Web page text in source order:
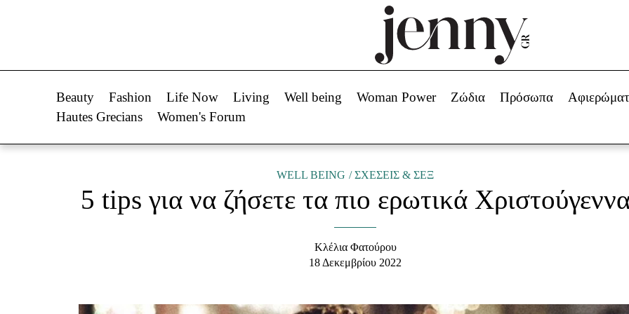
Styling Tips
Fashion News
Beauty -
Ομορφιά
Skincare
Μακιγιάζ
Woman Power Πρόσωπα
Συνεντεύξεις
True Stories
Ζώδια
Beauty Fashion Life Now Living Well being Woman Power Ζώδια Πρόσωπα
Hautes Grecians
Women's Forum
WELL BEING ΣΧΕΣΕΙΣ & ΣΕΞ
5 tips για να ζήσετε τα πιο ερωτικά
Κλέλια Φατούρου
18 Δεκεμβρίου 2022